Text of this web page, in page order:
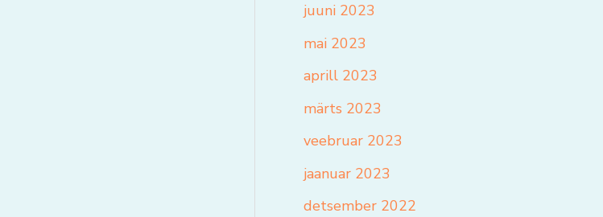
juuni 2023
mai 2023
aprill 2023
märts 2023
veebruar 2023
jaanuar 2023
detsember 2022